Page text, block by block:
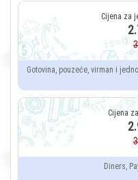
Gotovina, pouzeće, virman i
Diners,